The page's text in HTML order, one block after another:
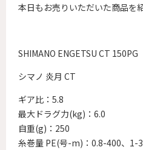
本日もお売りいただいた商品を
SHIMANO ENGETSU CT 150PG
シマノ 炎月 CT
ギア比：5.8
最大ドラグ力(kg)：6.0
自重(g)：250
糸巻量 PE(号-m)：0.8-400、1-